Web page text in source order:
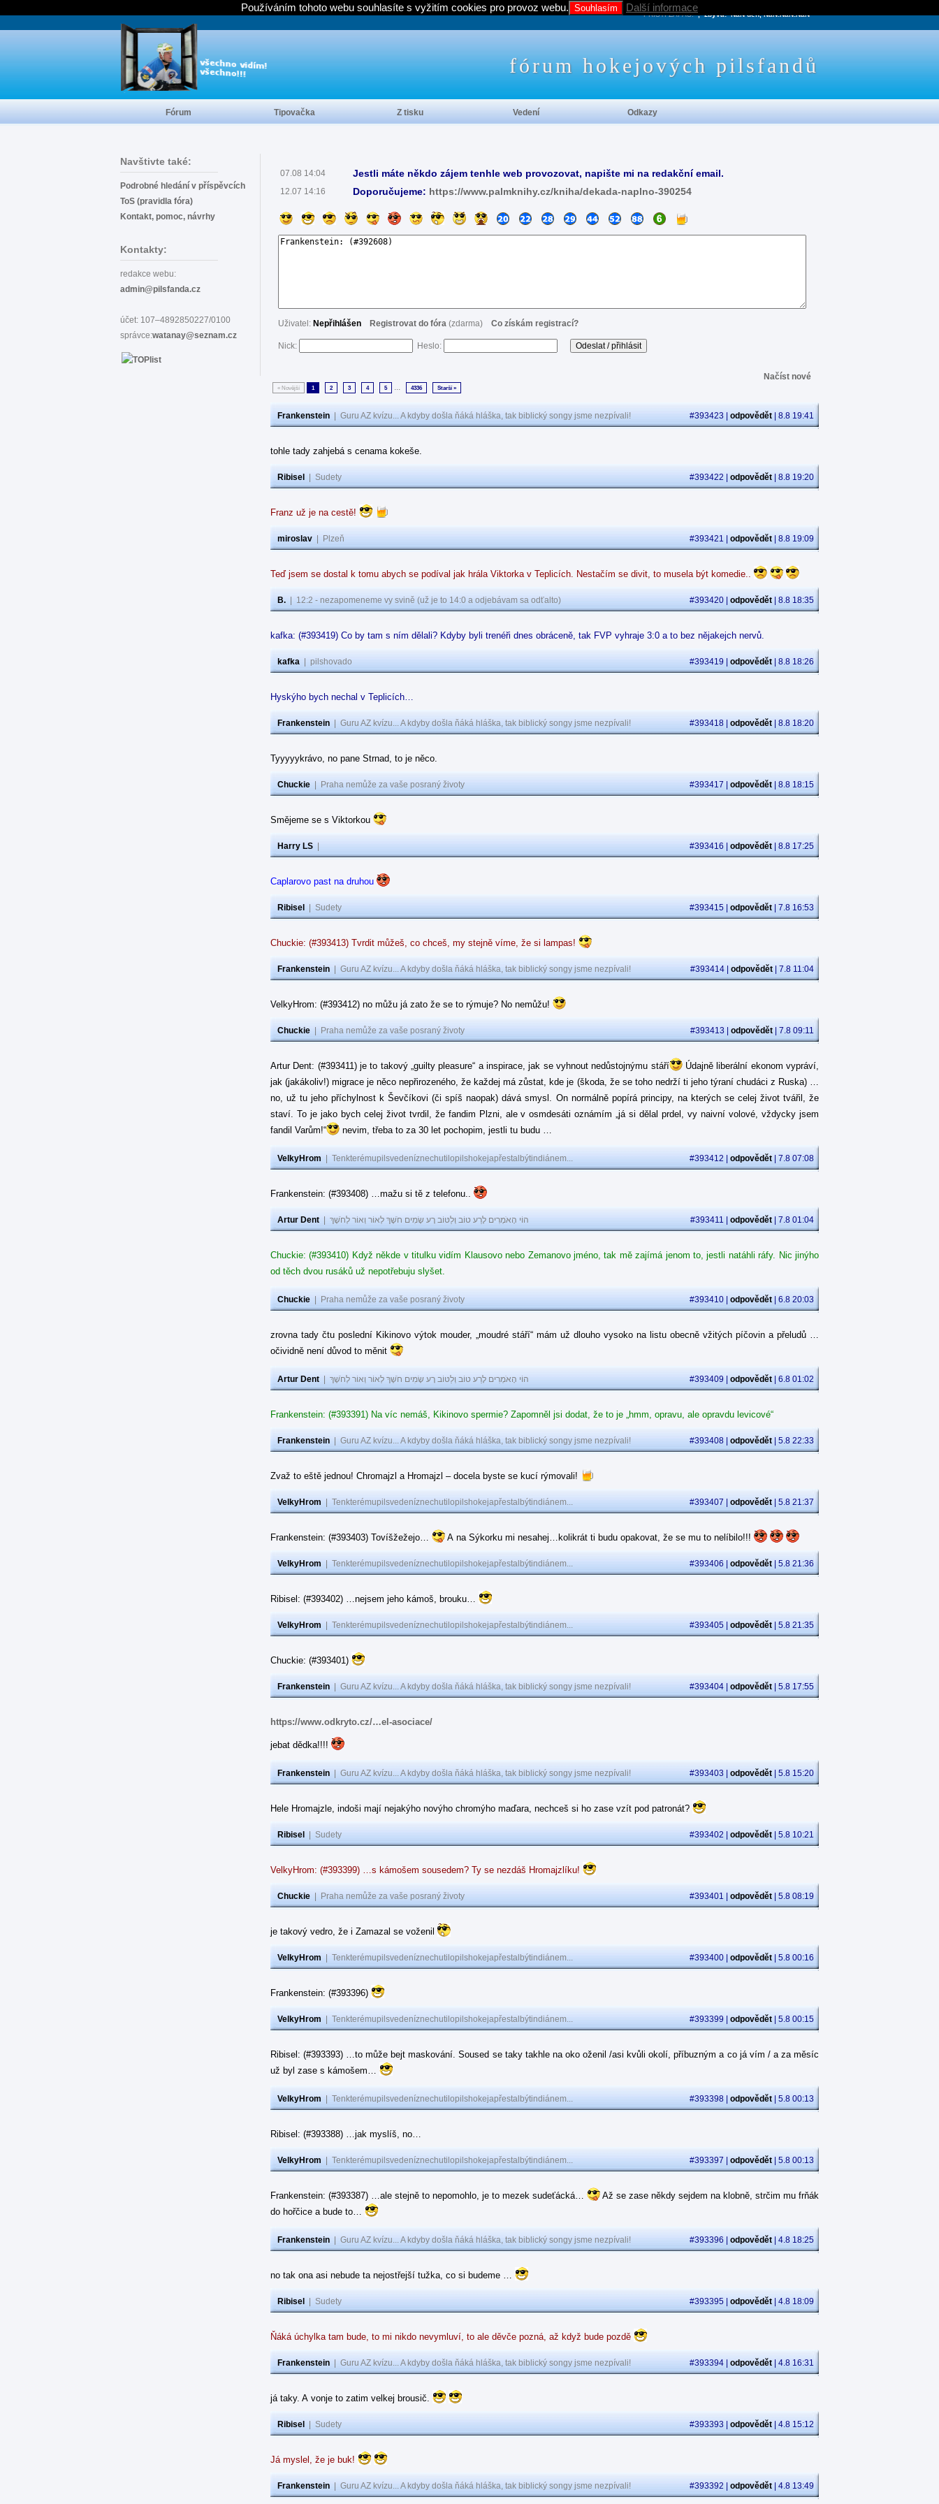
Navštivte také:
Podrobné hledání v příspěvcích
ToS (pravidla fóra)
Kontakt, pomoc, návrhy
Kontakty:
redakce webu:
admin@pilsfanda.cz
účet: 107–4892850227/0100
správce:watanay@seznam.cz
07.08 14:04 Jestli máte někdo zájem tenhle web provozovat, napište mi na redakční email.
12.07 14:16 Doporučujeme: https://www.palmknihy.cz/kniha/dekada-naplno-390254
Uživatel: Nepřihlášen Registrovat do fóra (zdarma) Co získám registrací?
Nick: Heslo:
Načíst nové
« Novější 1 2 3 4 5 ... 4336 Starší »
Frankenstein Guru AZ kvízu... A kdyby došla ňáká hláška, tak biblický songy jsme nezpívali! #393423 | odpovědět | 8.8 19:41
tohle tady zahjebá s cenama kokeše.
Ribisel Sudety #393422 | odpovědět | 8.8 19:20
Franz už je na cestě!
miroslav Plzeň #393421 | odpovědět | 8.8 19:09
Teď jsem se dostal k tomu abych se podíval jak hrála Viktorka v Teplicích. Nestačím se divit, to musela být komedie..
B. 12:2 - nezapomeneme vy svině (už je to 14:0 a odjebávam sa odťalto) #393420 | odpovědět | 8.8 18:35
kafka: (#393419) Co by tam s ním dělali? Kdyby byli trenéři dnes obráceně, tak FVP vyhraje 3:0 a to bez nějakejch nervů.
kafka pilshovado #393419 | odpovědět | 8.8 18:26
Hyskýho bych nechal v Teplicích…
Frankenstein Guru AZ kvízu... A kdyby došla ňáká hláška, tak biblický songy jsme nezpívali! #393418 | odpovědět | 8.8 18:20
Tyyyyykrávo, no pane Strnad, to je něco.
Chuckie Praha nemůže za vaše posraný životy #393417 | odpovědět | 8.8 18:15
Smějeme se s Viktorkou
Harry LS #393416 | odpovědět | 8.8 17:25
Caplarovo past na druhou
Ribisel Sudety #393415 | odpovědět | 7.8 16:53
Chuckie: (#393413) Tvrdit můžeš, co chceš, my stejně víme, že si lampas!
Frankenstein Guru AZ kvízu... A kdyby došla ňáká hláška, tak biblický songy jsme nezpívali! #393414 | odpovědět | 7.8 11:04
VelkyHrom: (#393412) no můžu já zato že se to rýmuje? No nemůžu!
Chuckie Praha nemůže za vaše posraný životy #393413 | odpovědět | 7.8 09:11
Artur Dent: (#393411) je to takový „guilty pleasure“ a inspirace, jak se vyhnout nedůstojnýmu stáří
Údajně liberální ekonom vypráví,
jak (jakákoliv!) migrace je něco nepřirozeného, že každej má zůstat, kde je (škoda, že se toho nedrží ti jeho týraní chudáci z Ruska) …
no, už tu jeho příchylnost k Ševčíkovi (či spíš naopak) dává smysl. On normálně popírá principy, na kterých se celej život tvářil, že
staví. To je jako bych celej život tvrdil, že fandim Plzni, ale v osmdesáti oznámím „já si dělal prdel, vy naivní volové, vždycky jsem
fandil Varům!“
nevim, třeba to za 30 let pochopim, jestli tu budu …
VelkyHrom Tenkterémupilsvedeníznechutilopilshokejapřestalbýtindiánem... #393412 | odpovědět | 7.8 07:08
Frankenstein: (#393408) …mažu si tě z telefonu..
Artur Dent הוֹי הָאֹמְרִים לָרַע טוֹב וְלַטּוֹב רָע שָׂמִים חֹשֶׁךְ לְאוֹר וְאוֹר לְחֹשֶׁךְ #393411 | odpovědět | 7.8 01:04
Chuckie: (#393410) Když někde v titulku vidím Klausovo nebo Zemanovo jméno, tak mě zajímá jenom to, jestli natáhli ráfy. Nic jinýho
od těch dvou rusáků už nepotřebuju slyšet.
Chuckie Praha nemůže za vaše posraný životy #393410 | odpovědět | 6.8 20:03
zrovna tady čtu poslední Kikinovo výtok mouder, „moudré stáří“ mám už dlouho vysoko na listu obecně vžitých píčovin a přeludů …
očividně není důvod to měnit
Artur Dent הוֹי הָאֹמְרִים לָרַע טוֹב וְלַטּוֹב רָע שָׂמִים חֹשֶׁךְ לְאוֹר וְאוֹר לְחֹשֶׁךְ #393409 | odpovědět | 6.8 01:02
Frankenstein: (#393391) Na víc nemáš, Kikinovo spermie? Zapomněl jsi dodat, že to je „hmm, opravu, ale opravdu levicové“
Frankenstein Guru AZ kvízu... A kdyby došla ňáká hláška, tak biblický songy jsme nezpívali! #393408 | odpovědět | 5.8 22:33
Zvaž to eště jednou! Chromajzl a Hromajzl – docela byste se kucí rýmovali!
VelkyHrom Tenkterémupilsvedeníznechutilopilshokejapřestalbýtindiánem... #393407 | odpovědět | 5.8 21:37
Frankenstein: (#393403) Tovíšžežejo… A na Sýkorku mi nesahej…kolikrát ti budu opakovat, že se mu to nelíbilo!!!
VelkyHrom Tenkterémupilsvedeníznechutilopilshokejapřestalbýtindiánem... #393406 | odpovědět | 5.8 21:36
Ribisel: (#393402) …nejsem jeho kámoš, brouku…
VelkyHrom Tenkterémupilsvedeníznechutilopilshokejapřestalbýtindiánem... #393405 | odpovědět | 5.8 21:35
Chuckie: (#393401)
Frankenstein Guru AZ kvízu... A kdyby došla ňáká hláška, tak biblický songy jsme nezpívali! #393404 | odpovědět | 5.8 17:55
https://www.odkryto.cz/…el-asociace/
jebat dědka!!!!
Frankenstein Guru AZ kvízu... A kdyby došla ňáká hláška, tak biblický songy jsme nezpívali! #393403 | odpovědět | 5.8 15:20
Hele Hromajzle, indoši mají nejakýho novýho chromýho maďara, nechceš si ho zase vzít pod patronát?
Ribisel Sudety #393402 | odpovědět | 5.8 10:21
VelkyHrom: (#393399) …s kámošem sousedem? Ty se nezdáš Hromajzlíku!
Chuckie Praha nemůže za vaše posraný životy #393401 | odpovědět | 5.8 08:19
je takový vedro, že i Zamazal se voženil
VelkyHrom Tenkterémupilsvedeníznechutilopilshokejapřestalbýtindiánem... #393400 | odpovědět | 5.8 00:16
Frankenstein: (#393396)
VelkyHrom Tenkterémupilsvedeníznechutilopilshokejapřestalbýtindiánem... #393399 | odpovědět | 5.8 00:15
Ribisel: (#393393) …to může bejt maskování. Soused se taky takhle na oko oženil /asi kvůli okolí, příbuzným a co já vím / a za měsíc
už byl zase s kámošem…
VelkyHrom Tenkterémupilsvedeníznechutilopilshokejapřestalbýtindiánem... #393398 | odpovědět | 5.8 00:13
Ribisel: (#393388) …jak myslíš, no…
VelkyHrom Tenkterémupilsvedeníznechutilopilshokejapřestalbýtindiánem... #393397 | odpovědět | 5.8 00:13
Frankenstein: (#393387) …ale stejně to nepomohlo, je to mezek sudeťácká…
Až se zase někdy sejdem na klobně, strčim mu frňák
do hořčice a bude to…
Frankenstein Guru AZ kvízu... A kdyby došla ňáká hláška, tak biblický songy jsme nezpívali! #393396 | odpovědět | 4.8 18:25
no tak ona asi nebude ta nejostřejší tužka, co si budeme …
Ribisel Sudety #393395 | odpovědět | 4.8 18:09
Ňáká úchylka tam bude, to mi nikdo nevymluví, to ale děvče pozná, až když bude pozdě
Frankenstein Guru AZ kvízu... A kdyby došla ňáká hláška, tak biblický songy jsme nezpívali! #393394 | odpovědět | 4.8 16:31
já taky. A vonje to zatim velkej brousič.
Ribisel Sudety #393393 | odpovědět | 4.8 15:12
Já myslel, že je buk!
Frankenstein Guru AZ kvízu... A kdyby došla ňáká hláška, tak biblický songy jsme nezpívali! #393392 | odpovědět | 4.8 13:49
PRÍŠTÍ ZÁPAS:, zbývá:NaN den, NaN:NaN:NaN
fórum hokejových pilsfandů
Fórum Tipovačka Z tisku Vedení Odkazy
Používáním tohoto webu souhlasíte s vyžitím cookies pro provoz webu. Souhlasím Další informace